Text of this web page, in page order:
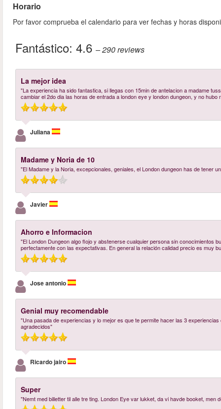
Horario
Por favor comprueba el calendario para ver fechas y horas
Fantástico: 4.6 – 290reviews
La mejor idea
"La experiencia ha sido fantastica, si llegas con 15min de antelacion a madame
cambiar el 2do dia las horas de entrada a london eye y london dungeon, y no hubo
Juliana
Madame y Noria de 10
"El Madame y la Noria, excepcionales, geniales, el London dungeon has de tener
Javier
Ahorro e Informacion
"El London Dungeon algo flojo y abstenerse cualquier persona sin conocimientos
perfectamente con las expectativas. En general la relación calidad precio es muy
Jose antonio
Genial muy recomendable
"Una pasada de experiencias y lo mejor es que te permite hacer las 3
agradecidos"
Ricardo jairo
Super
"Nemt med billetter til alle tre ting. London Eye var lukket, da vi havde booket,